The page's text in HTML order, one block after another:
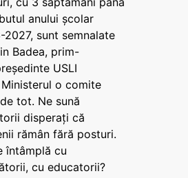
anului școlar
2027, sunt semnalate
Badea, prim-
USLI
o comite
tot. Ne sună
disperați că
rămân fără posturi.
întâmplă cu
cu educatorii?